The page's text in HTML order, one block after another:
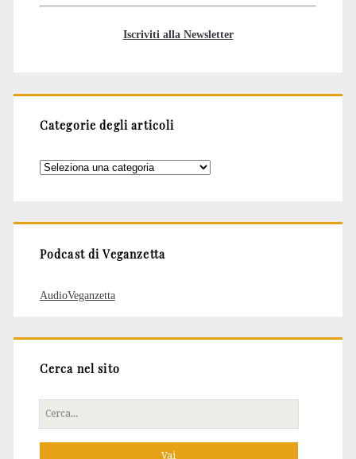
Iscriviti alla Newsletter
Categorie degli articoli
Categorie
Podcast di Veganzetta
AudioVeganzetta
Cerca nel sito
Cerca
per: